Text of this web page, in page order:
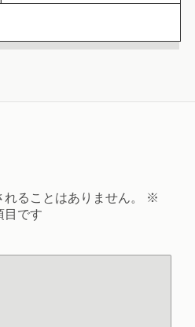
ることはありません。
※
目です